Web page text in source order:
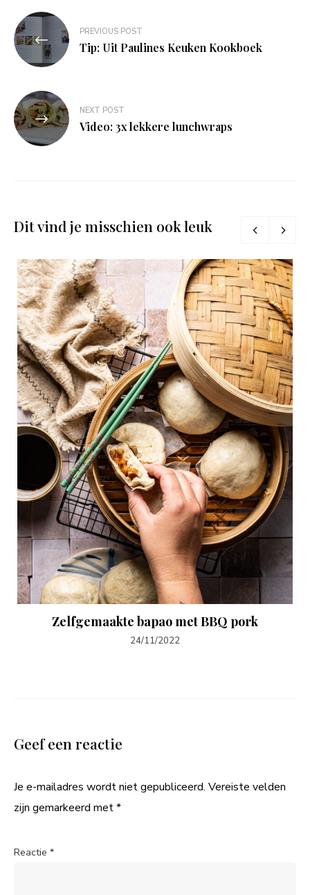
Bericht
navigatie
PREVIOUS POST
Tip: Uit Paulines Keuken Kookboek
NEXT POST
Video: 3x lekkere lunchwraps
Dit vind je misschien ook leuk
Zelfgemaakte bapao met BBQ pork
24/11/2022
Geef een reactie
Je e-mailadres wordt niet gepubliceerd. Vereiste velden
zijn gemarkeerd met*
Reactie *